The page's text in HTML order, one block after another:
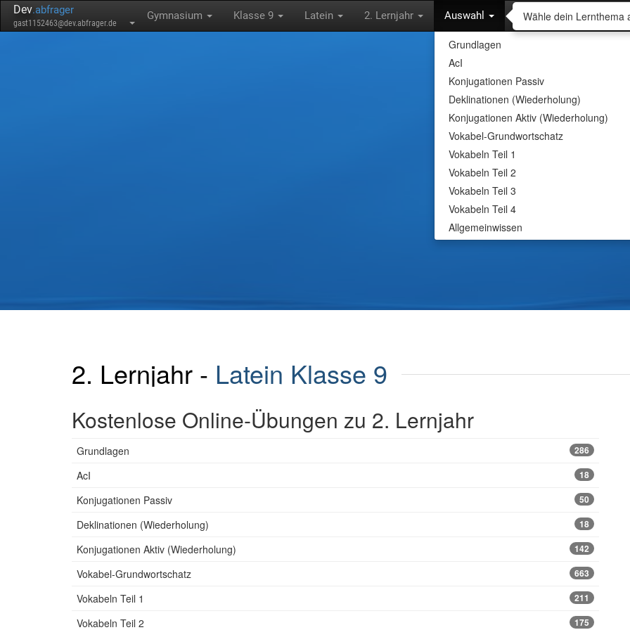
Dev.abfrager
gast1152463@dev.abfrager.de
Gymnasium Klasse 9 Latein 2. Lernjahr Auswahl
Grundlagen
AcI
Konjugationen Passiv
Deklinationen (Wiederholung)
Konjugationen Aktiv (Wiederholung)
Vokabel-Grundwortschatz
Vokabeln Teil 1
Vokabeln Teil 2
Vokabeln Teil 3
Vokabeln Teil 4
Allgemeinwissen
Wähle dein
Lass dich abfragen und
interessanten Inhalten.
2. Lernjahr - Latein Klasse 9
Kostenlose Online-Übungen zu 2. Lernjahr
Grundlagen 286
AcI 18
Konjugationen Passiv 50
Deklinationen (Wiederholung) 18
Konjugationen Aktiv (Wiederholung) 142
Vokabel-Grundwortschatz 663
Vokabeln Teil 1 211
Vokabeln Teil 2 175
Wähle dein Lernthema